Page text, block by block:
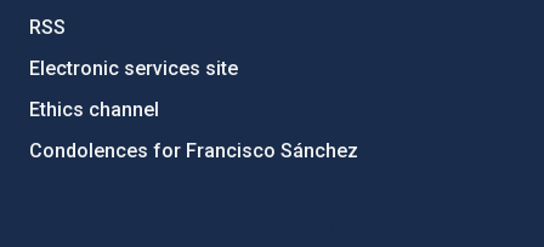
RSS
Electronic services site
Ethics channel
Condolences for Francisco Sánchez